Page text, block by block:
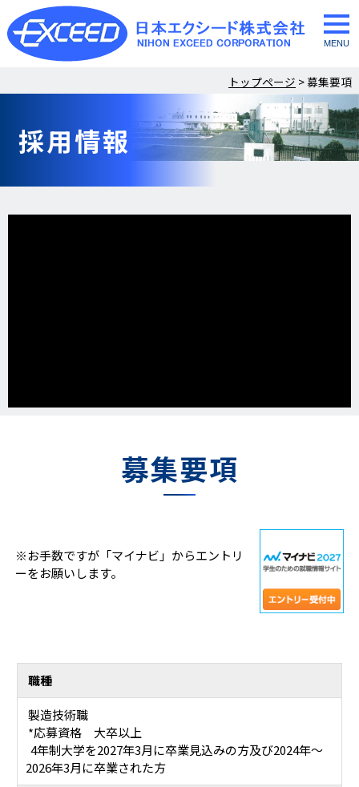
トップページ >募集要項
採用情報
募集要項
※お手数ですが「マイナビ」からエントリ
ーをお願いします。
職種
製造技術職
*応募資格 大卒以上
4年制大学を2027年3月に卒業見込みの方及び2024年～
2026年3月に卒業された方